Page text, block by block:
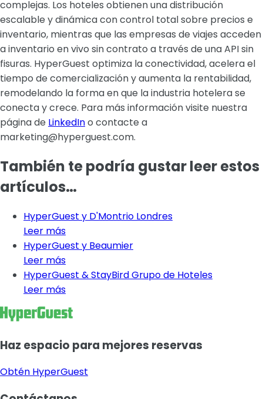
complejas. Los hoteles obtienen una distribución
escalable y dinámica con control total sobre precios e
inventario, mientras que las empresas de viajes acceden
a inventario en vivo sin contrato a través de una API sin
fisuras. HyperGuest optimiza la conectividad, acelera el
tiempo de comercialización y aumenta la rentabilidad,
remodelando la forma en que la industria hotelera se
conecta y crece. Para más información visite nuestra
página de LinkedIno contacte a
marketing@hyperguest.com.
También te podría gustar leer estos
artículos…
HyperGuest y D'Montrio Londres
Leer más
HyperGuest y Beaumier
Leer más
HyperGuest & StayBird Grupo de Hoteles
Leer más
Haz espacio para mejores reservas
Obtén HyperGuest